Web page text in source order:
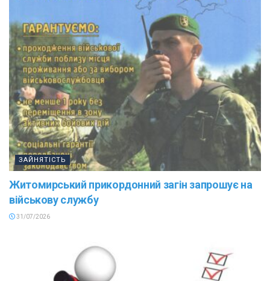
ЗАЙНЯТІСТЬ
Житомирський прикордонний загін запрошує на
військову службу
31/07/2026